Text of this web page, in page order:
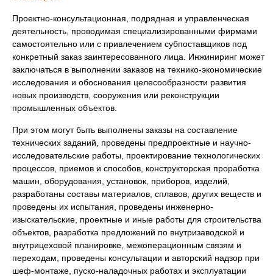
Проектно-консультационная, подрядная и управленческая
деятельность, проводимая специализированными фирмами
самостоятельно или с привлечением субпоставщиков под
конкретный заказ заинтересованного лица. Инжиниринг может
заключаться в выполнении заказов на технико-экономические
исследования и обоснования целесообразности развития
новых производств, сооружения или реконструкции
промышленных объектов.
При этом могут быть выполнены заказы на составление
технических заданий, проведены предпроектные и научно-
исследовательские работы, проектирование технологических
процессов, приемов и способов, конструкторская проработка
машин, оборудования, установок, приборов, изделий,
разработаны составы материалов, сплавов, других веществ и
проведены их испытания, проведены инженерно-
изыскательские, проектные и иные работы для строительства
объектов, разработка предложений по внутризаводской и
внутрицеховой планировке, межоперационным связям и
переходам, проведены консультации и авторский надзор при
шеф-монтаже, пуско-наладочных работах и эксплуатации